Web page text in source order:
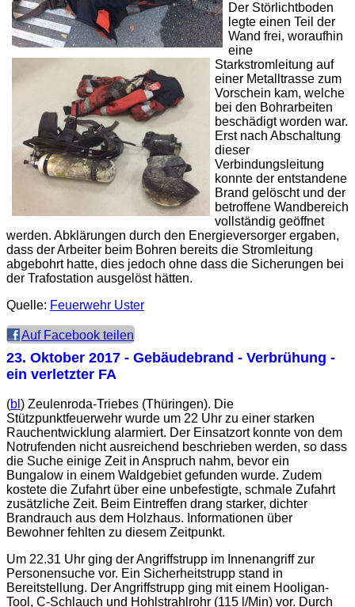
Der Störlichtboden
legte einen Teil der
Wand frei, woraufhin
eine
Starkstromleitung auf
einer Metalltrasse zum
Vorschein kam, welche
bei den Bohrarbeiten
beschädigt worden war.
Erst nach Abschaltung
dieser
Verbindungsleitung
konnte der entstandene
Brand gelöscht und der
betroffene Wandbereich
vollständig geöffnet
werden. Abklärungen durch den Energieversorger ergaben,
dass der Arbeiter beim Bohren bereits die Stromleitung
abgebohrt hatte, dies jedoch ohne dass die Sicherungen bei
der Trafostation ausgelöst hätten.
Quelle: Feuerwehr Uster
Auf Facebook teilen
23. Oktober 2017 - Gebäudebrand - Verbrühung -
ein verletzter FA
(bl ) Zeulenroda-Triebes (Thüringen). Die
Stützpunktfeuerwehr wurde um 22 Uhr zu einer starken
Rauchentwicklung alarmiert. Der Einsatzort konnte von dem
Notrufenden nicht ausreichend beschrieben werden, so dass
die Suche einige Zeit in Anspruch nahm, bevor ein
Bungalow in einem Waldgebiet gefunden wurde. Zudem
kostete die Zufahrt über eine unbefestigte, schmale Zufahrt
zusätzliche Zeit. Beim Eintreffen drang starker, dichter
Brandrauch aus dem Holzhaus. Informationen über
Bewohner fehlten zu diesem Zeitpunkt.
Um 22.31 Uhr ging der Angriffstrupp im Innenangriff zur
Personensuche vor. Ein Sicherheitstrupp stand in
Bereitstellung. Der Angriffstrupp ging mit einem Hooligan-
Tool, C-Schlauch und Hohlstrahlrohr (115 l/Min) vor. Durch